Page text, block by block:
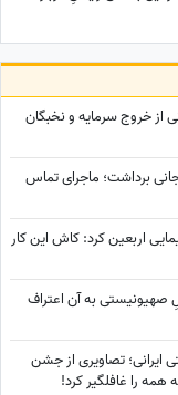
از خروج سرمایه و نخبگان
برداشت؛ ماجرای تماس
اربعین کرد: کاش این کار
صهیونیستی به آن اعتراف
ایرانی؛ تصاویری از جشن
را غافلگیر کرد!